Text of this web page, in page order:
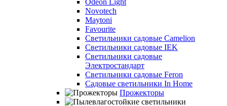
Odeon Light
Novotech
Maytoni
Favourite
Светильники садовые Camelion
Светильники садовые IEK
Светильники садовые
Электростандарт
Светильники садовые Feron
Садовые светильники In Home
Прожекторы